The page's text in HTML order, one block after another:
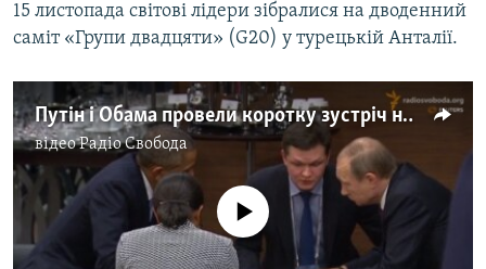
15 листопада світові лідери зібралися на дводенний
саміт «Групи двадцяти» (G20) у турецькій Анталії.
Путін і Обама провели коротку зустріч на саміті G20 в Анталії (відео)
відеоРадіо Свобода
No media source currently available